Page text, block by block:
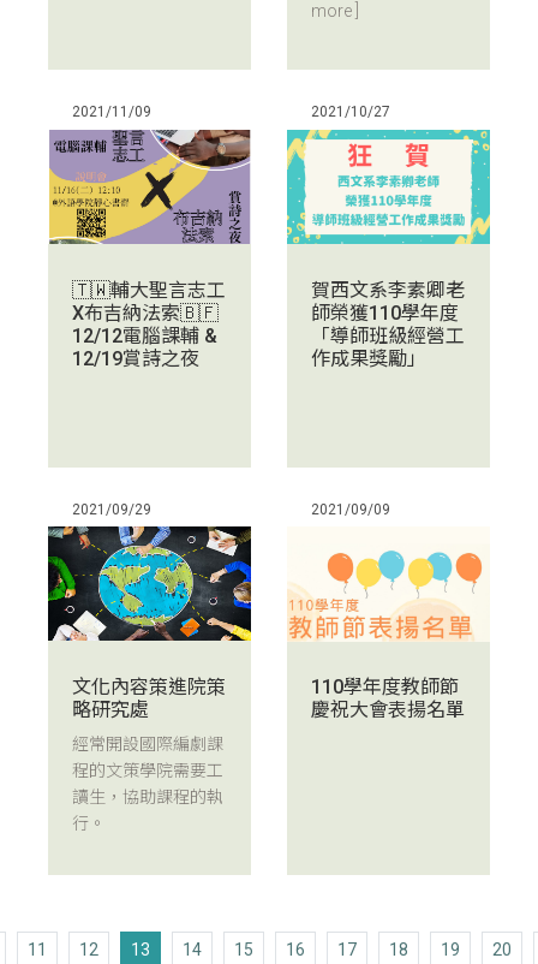
more ]
2021/11/09
🇹🇼輔大聖言志工
X布吉納法索🇧🇫
12/12電腦課輔 &
12/19賞詩之夜
2021/10/27
賀西文系李素卿老
師榮獲110學年度
「導師班級經營工
作成果獎勵」
2021/09/29
文化內容策進院策
略研究處
經常開設國際編劇課
程的文策學院需要工
讀生，協助課程的執
行。
2021/09/09
110學年度教師節
慶祝大會表揚名單
10
11 12 13 14 15 16 17 18 19 20